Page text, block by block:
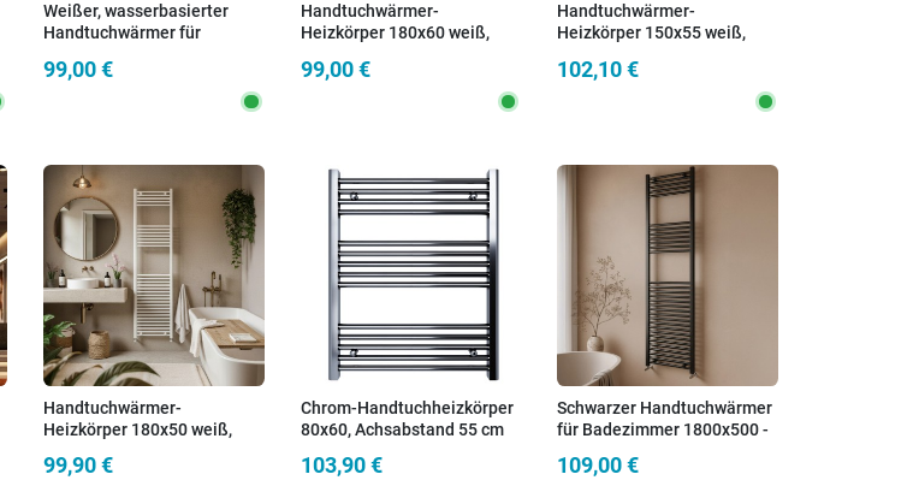
Weißer, wasserbasierter
Handtuchwärmer für
– 55 mm Mittenabstand |
99,00 €
Handtuchwärmer-
Heizkörper 180x60 weiß,
99,00 €
Handtuchwärmer-
Heizkörper 150x55 weiß,
102,10 €
Handtuchwärmer-
Heizkörper 180x50 weiß,
99,90 €
Chrom-Handtuchheizkörper
80x60, Achsabstand 55 cm
103,90 €
Schwarzer Handtuchwärmer
für Badezimmer 1800x500 -
SARA
109,00 €